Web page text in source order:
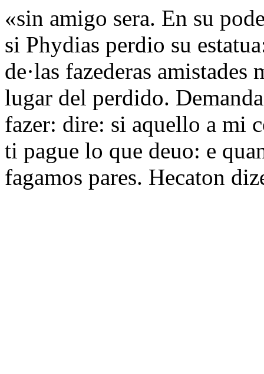
«sin amigo sera. En su
si Phydias perdio su
de·las fazederas
lugar del perdido.
fazer: dire: si aquello a mi
ti pague lo que deuo: e
fagamos pares. Hecaton